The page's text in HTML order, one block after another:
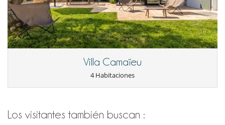
Villa Camaïeu
4 Habitaciones
Los visitantes también buscan :